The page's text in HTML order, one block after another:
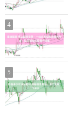
4
5